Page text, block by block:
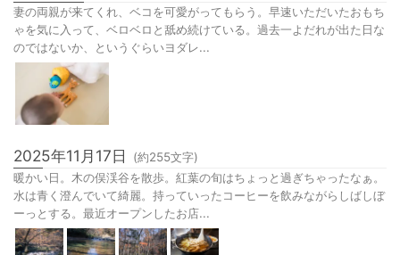
妻の両親が来てくれ、ベコを可愛がってもらう。早速いただいたおもち
ゃを気に入って、ベロベロと舐め続けている。過去一よだれが出た日な
のではないか、というぐらいヨダレ...
2025年11月17日 (約255文字)
暖かい日。木の俣渓谷を散歩。紅葉の旬はちょっと過ぎちゃったなぁ。
水は青く澄んでいて綺麗。持っていったコーヒーを飲みながらしばしぼ
ーっとする。最近オープンしたお店...